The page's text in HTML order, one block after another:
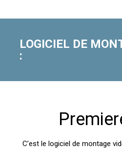
LOGICIEL DE
:
C’est le logiciel de montage